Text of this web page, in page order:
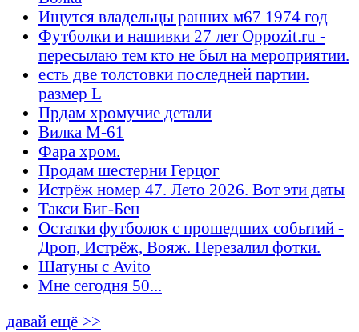
Ищутся владельцы ранних м67 1974 год
Футболки и нашивки 27 лет Oppozit.ru -
пересылаю тем кто не был на мероприятии.
есть две толстовки последней партии.
размер L
Прдам хромучие детали
Вилка М-61
Фара хром.
Продам шестерни Герцог
Истрёж номер 47. Лето 2026. Вот эти даты
Такси Биг-Бен
Остатки футболок с прошедших событий -
Дроп, Истрёж, Вояж. Перезалил фотки.
Шатуны с Avito
Мне сегодня 50...
давай ещё >>